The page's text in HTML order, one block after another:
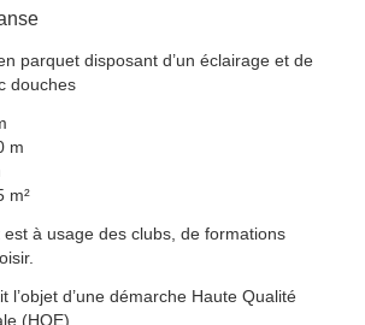
parquet disposant d’un éclairage et de
douches
m
m²
à usage des clubs, de formations
l’objet d’une démarche Haute Qualité
(HQE).